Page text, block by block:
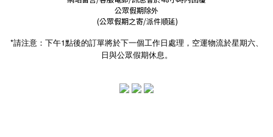
公眾假期除外
(公眾假期之寄/派件順延)
*請注意：下午1點後的訂單將於下一個工作日處理，空運物流於星期六、
日與公眾假期休息。